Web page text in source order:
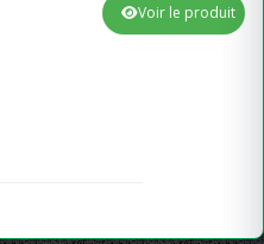
Voir le produit